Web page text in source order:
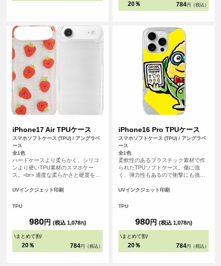
20％ 784 円（税込）
iPhone17 Air TPUケース
スマホソフトケース (TPU) / アングラベ
ース
全1色
ハードケースより柔らかく、シリコ
ンより硬いTPU素材のスマホケー
ス。<br> 適度な柔らかさと硬度を備
く、スマホを落下の衝撃から保護し
UVインクジェット印刷
TPU
980円 (税込 1,078円)
\まとめて割/
20％ 784 円（税込）
iPhone16 Pro TPUケース
スマホソフトケース (TPU) / アングラベ
ース
全1色
柔軟性のあるプラスチック素材で作
られたTPUソフトケース。傷に強
く、弾力性もあるので衝撃にも強
ます。
UVインクジェット印刷
TPU
980円 (税込 1,078円)
\まとめて割/
20％ 784 円（税込）